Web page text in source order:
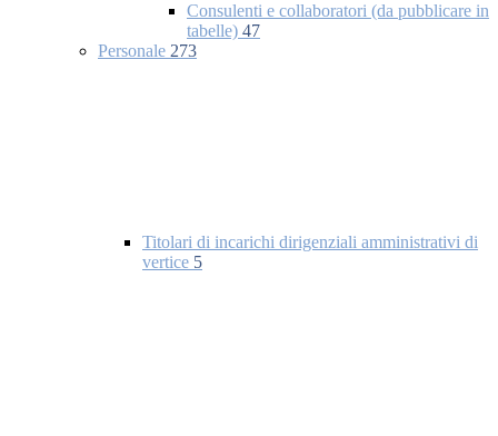
Consulenti e collaboratori (da pubblicare in
tabelle) 47
Personale 273
Titolari di incarichi dirigenziali amministrativi di
vertice 5